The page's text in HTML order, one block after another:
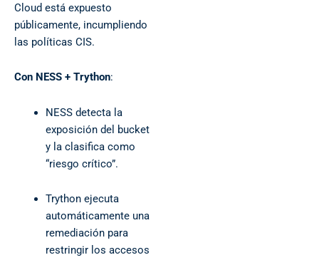
Cloud está expuesto
públicamente, incumpliendo
las políticas CIS.
Con NESS + Trython:
NESS detecta la
exposición del bucket
y la clasifica como
“riesgo crítico”.
Trython ejecuta
automáticamente una
remediación para
restringir los accesos